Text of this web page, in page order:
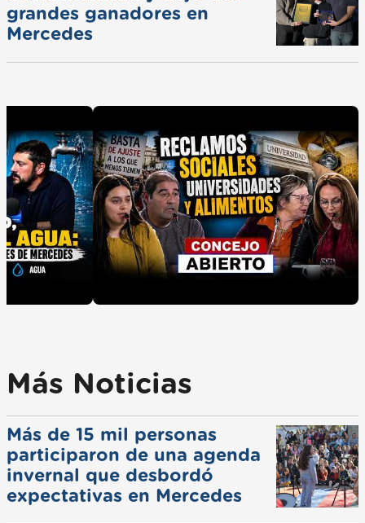
grandes ganadores en
Mercedes
Más Noticias
Más de 15 mil personas
participaron de una agenda
invernal que desbordó
expectativas en Mercedes